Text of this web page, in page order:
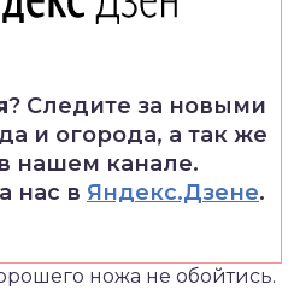
? Следите за новыми
и огорода, а так же
нашем канале.
нас в Яндекс.Дзене.
ножа не обойтись.